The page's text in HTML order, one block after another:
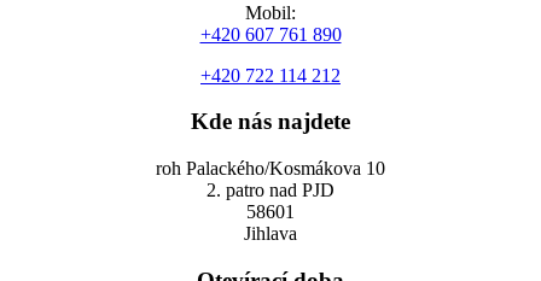
Mobil:
+420 607 761 890
+420 722 114 212
Kde nás najdete
roh Palackého/Kosmákova 10
2. patro nad PJD
58601
Jihlava